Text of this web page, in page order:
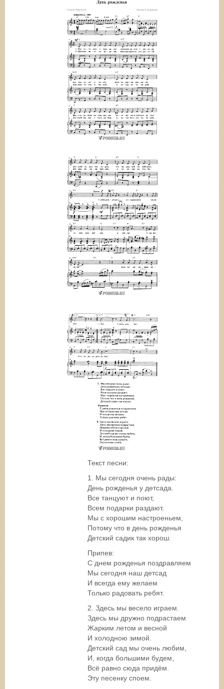
Текст песни:
1. Мы сегодня очень рады:
День рожденья у детсада.
Все танцуют и поют,
Всем подарки раздают.
Мы с хорошим настроеньем,
Потому что в день рожденья
Детский садик так хорош.
Припев:
С днем рожденья поздравляем
Мы сегодня наш детсад
И всегда ему желаем
Только радовать ребят.
2. Здесь мы весело играем.
Здесь мы дружно подрастаем
Жарким летом и весной
И холодною зимой.
Детский сад мы очень любим,
И, когда большими будем,
Всё равно сюда придём.
Эту песенку споем.